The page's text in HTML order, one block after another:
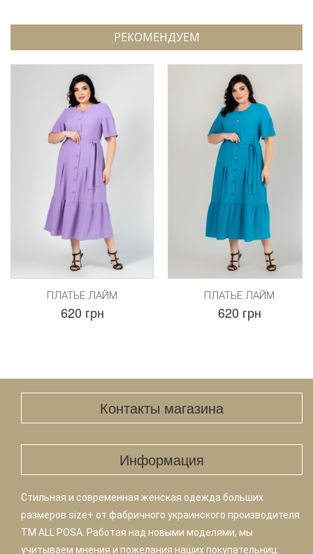
РЕКОМЕНДУЕМ
ПЛАТЬЕ ЛАЙМ
620 грн
ПЛАТЬЕ ЛАЙМ
620 грн
Контакты магазина
Информация
Стильная и современная женская одежда больших
размеров size+ от фабричного украинского производителя
TM ALL POSA. Работая над новыми моделями, мы
учитываем мнения и пожелания наших покупательниц.